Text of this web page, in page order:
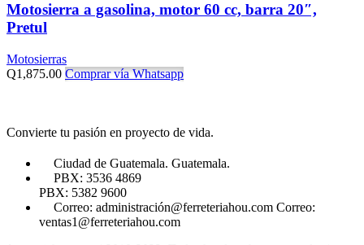
Motosierra a gasolina, motor 60 cc, barra 20″,
Pretul
Motosierras
Q1,875.00 Comprar vía Whatsapp
Convierte tu pasión en proyecto de vida.
Ciudad de Guatemala. Guatemala.
PBX: 3536 4869
PBX: 5382 9600
Correo: administración@ferreteriahou.com Correo:
ventas1@ferreteriahou.com